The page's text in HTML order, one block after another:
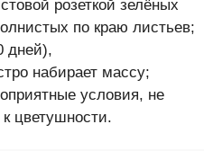
розеткой зелёных
по краю листьев;
дней),
набирает массу;
условия, не
цветушности.